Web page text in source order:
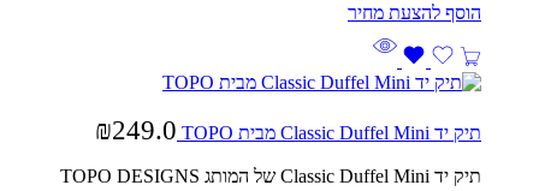
תיק יד Classic Duffel Mini מבית TOPO ₪249.0
תיק יד Classic Duffel Mini של המותג TOPO DESIGNS